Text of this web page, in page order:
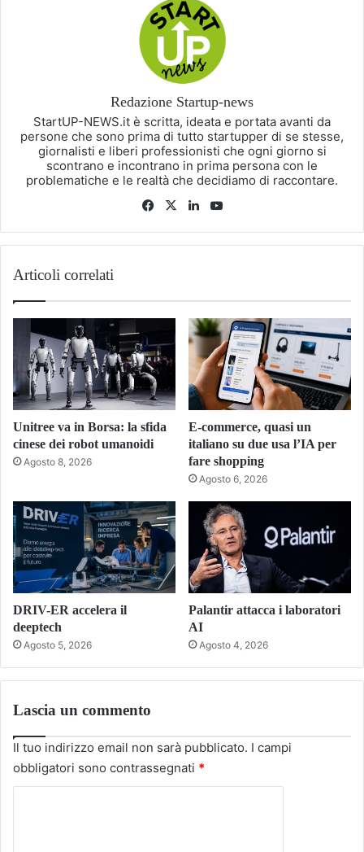
Redazione Startup-news
StartUP-NEWS.it è scritta, ideata e portata avanti da
persone che sono prima di tutto startupper di se stesse,
giornalisti e liberi professionisti che ogni giorno si
scontrano e incontrano in prima persona con le
problematiche e le realtà che decidiamo di raccontare.
Facebook
X LinkedIn
Articoli correlati
Unitree va in Borsa: la sfida
cinese dei robot umanoidi
Agosto 8, 2026
E-commerce, quasi un
italiano su due usa l’IA per
fare shopping
Agosto 6, 2026
DRIV-ER accelera il
deeptech
Agosto 5, 2026
Palantir attacca i laboratori
AI
Agosto 4, 2026
Lascia un commento
Il tuo indirizzo email non sarà pubblicato. I campi
obbligatori sono contrassegnati *